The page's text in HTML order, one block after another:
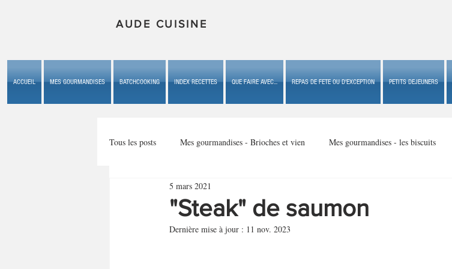
AUDE CUISINE
ACCUEIL MES GOURMANDISES BATCHCOOKING INDEX RECETTES QUE FAIRE AVEC... REPAS DE FETE OU D'EXCEPTION PETITS DEJEUNERS
Tous les posts Mes gourmandises - Brioches et vien Mes gourmandises - les biscuits
Mes gourmandises - les gâteaux du b
Mes gourmandises - plaisirs d'enfan
"Steak" de saumon
5 mars 2021
Dernière mise à jour : 11 nov. 2023